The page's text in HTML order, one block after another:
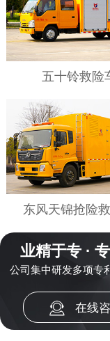
五十铃救险
东风天锦抢险救
业精于专 ·
公司集中研发多项专
在线